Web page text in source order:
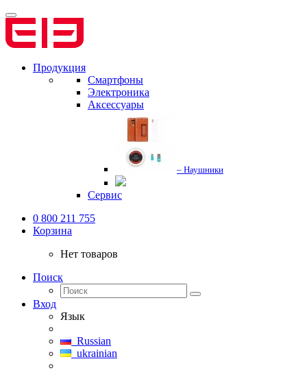
Продукция
Смартфоны
Электроника
Аксессуары
– Наушники
Сервис
0 800 211 755
Корзина
Нет товаров
Поиск
Вход
Язык
Russian
ukrainian